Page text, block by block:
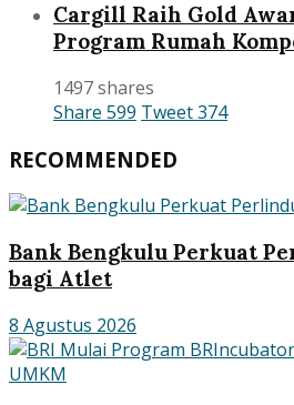
Cargill Raih Gold
Program Rumah
1497 shares
Share 599 Tweet374
RECOMMENDED
Bank Bengkulu Perkuat
bagi Atlet
8 Agustus 2026